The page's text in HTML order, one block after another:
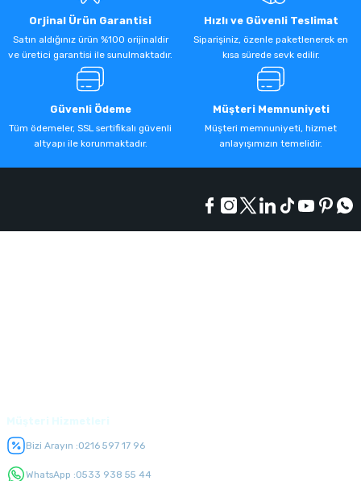
Orjinal Ürün Garantisi
Satın aldığınız ürün %100 orijinaldir
ve üretici garantisi ile sunulmaktadır.
Hızlı ve Güvenli Teslimat
Siparişiniz, özenle paketlenerek en
kısa sürede sevk edilir.
Güvenli Ödeme
Tüm ödemeler, SSL sertifikalı güvenli
altyapı ile korunmaktadır.
Müşteri Memnuniyeti
Müşteri memnuniyeti, hizmet
anlayışımızın temelidir.
Bizi Arayın :0216 597 17 96
WhatsApp :0533 938 55 44